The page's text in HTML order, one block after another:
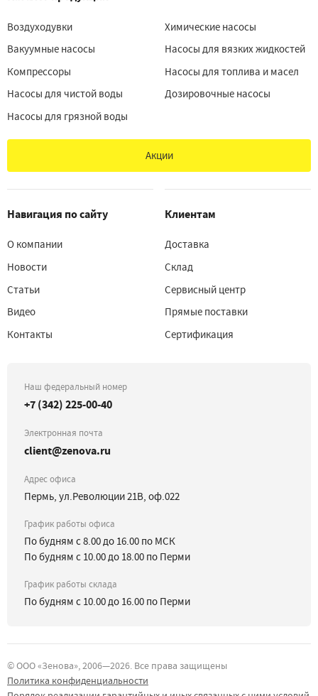
Воздуходувки
Вакуумные насосы
Компрессоры
Насосы для чистой воды
Насосы для грязной воды
Химические насосы
Насосы для вязких жидкостей
Насосы для топлива и масел
Дозировочные насосы
Акции
Навигация по сайту
О компании
Новости
Статьи
Видео
Контакты
Клиентам
Доставка
Склад
Сервисный центр
Прямые поставки
Сертификация
Наш федеральный номер
+7 (342) 225-00-40
Электронная почта
client@zenova.ru
Адрес офиса
Пермь, ул.Революции 21В, оф.022
График работы офиса
По будням с 8.00 до 16.00 по МСК
По будням с 10.00 до 18.00 по Перми
График работы склада
По будням с 10.00 до 16.00 по Перми
©ООО «Зенова», 2006—2026. Все права защищены
Политика конфиденциальности